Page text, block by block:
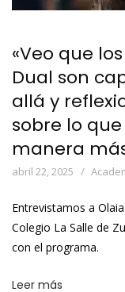
«Veo que
Dual son
allá y
sobre lo
manera
abril 22, 2025
Entrevistamos a
Colegio La Salle de
con el programa.
Leer más